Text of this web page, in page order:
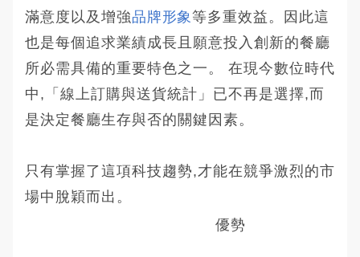
滿意度以及增強品牌形象等多重效益。因此這
也是每個追求業績成長且願意投入創新的餐廳
所必需具備的重要特色之一。 在現今數位時代
中,「線上訂購與送貨統計」已不再是選擇,而
是決定餐廳生存與否的關鍵因素。
只有掌握了這項科技趨勢,才能在競爭激烈的市
場中脫穎而出。
優勢